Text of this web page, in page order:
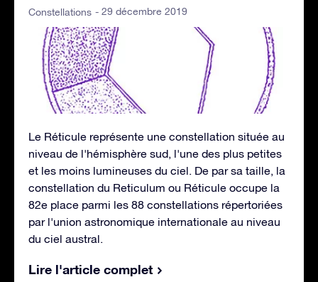
Constellations - 29 décembre 2019
Le Réticule représente une constellation située au
niveau de l'hémisphère sud, l'une des plus petites
et les moins lumineuses du ciel. De par sa taille, la
constellation du Reticulum ou Réticule occupe la
82e place parmi les 88 constellations répertoriées
par l'union astronomique internationale au niveau
du ciel austral.
Lire l'article complet